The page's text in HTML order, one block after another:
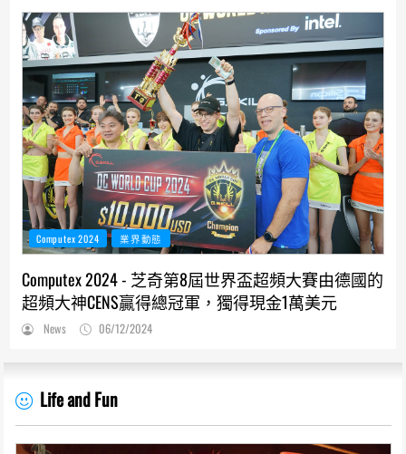
Computex 2024 業界動態
Computex 2024 - 芝奇第8屆世界盃超頻大賽由德國的
超頻大神CENS贏得總冠軍，獨得現金1萬美元
News 06/12/2024
Life and Fun